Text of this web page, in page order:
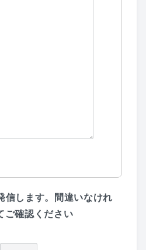
信します。間違いなけれ
ご確認ください